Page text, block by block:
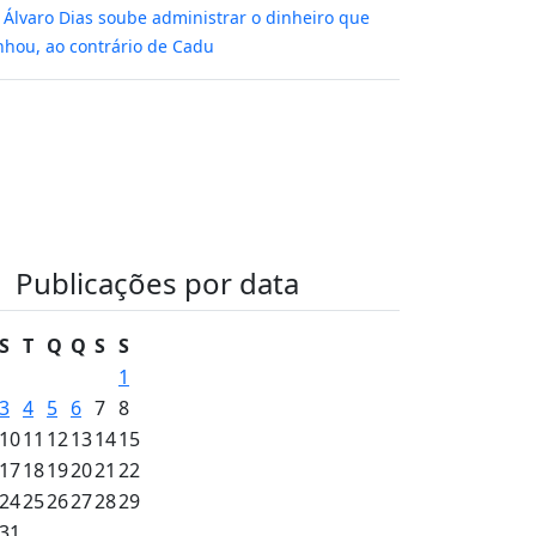
Álvaro Dias soube administrar o dinheiro que
ao contrário de Cadu
Publicações por data
S T Q Q S S
1
3 4 5 6 7 8
1011 12131415
1718192021 22
242526272829